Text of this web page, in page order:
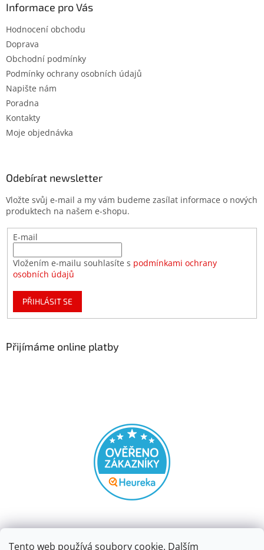
Tento web používá soubory cookie. Dalším
Informace pro Vás
Hodnocení obchodu
Doprava
Obchodní podmínky
Podmínky ochrany osobních údajů
Napište nám
Poradna
Kontakty
Moje objednávka
Odebírat newsletter
Vložte svůj e-mail a my vám budeme zasílat informace o nových
produktech na našem e-shopu.
E-mail
Vložením e-mailu souhlasíte s podmínkami ochrany
osobních údajů
PŘIHLÁSIT SE
Přijímáme online platby